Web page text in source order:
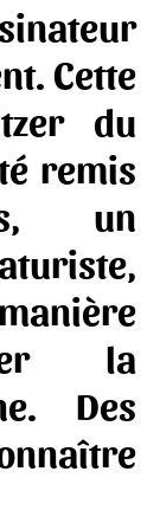
Cette
du
remis
, un
la
Des